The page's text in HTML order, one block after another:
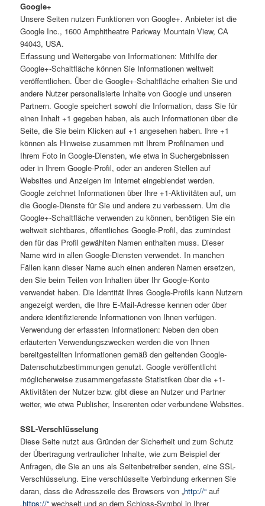
Google+
Unsere Seiten nutzen Funktionen von Google+. Anbieter ist die
Google Inc., 1600 Amphitheatre Parkway Mountain View, CA
94043, USA.
Erfassung und Weitergabe von Informationen: Mithilfe der
Google+-Schaltfläche können Sie Informationen weltweit
veröffentlichen. Über die Google+-Schaltfläche erhalten Sie und
andere Nutzer personalisierte Inhalte von Google und unseren
Partnern. Google speichert sowohl die Information, dass Sie für
einen Inhalt +1 gegeben haben, als auch Informationen über die
Seite, die Sie beim Klicken auf +1 angesehen haben. Ihre +1
können als Hinweise zusammen mit Ihrem Profilnamen und
Ihrem Foto in Google-Diensten, wie etwa in Suchergebnissen
oder in Ihrem Google-Profil, oder an anderen Stellen auf
Websites und Anzeigen im Internet eingeblendet werden.
Google zeichnet Informationen über Ihre +1-Aktivitäten auf, um
die Google-Dienste für Sie und andere zu verbessern. Um die
Google+-Schaltfläche verwenden zu können, benötigen Sie ein
weltweit sichtbares, öffentliches Google-Profil, das zumindest
den für das Profil gewählten Namen enthalten muss. Dieser
Name wird in allen Google-Diensten verwendet. In manchen
Fällen kann dieser Name auch einen anderen Namen ersetzen,
den Sie beim Teilen von Inhalten über Ihr Google-Konto
verwendet haben. Die Identität Ihres Google-Profils kann Nutzern
angezeigt werden, die Ihre E-Mail-Adresse kennen oder über
andere identifizierende Informationen von Ihnen verfügen.
Verwendung der erfassten Informationen: Neben den oben
erläuterten Verwendungszwecken werden die von Ihnen
bereitgestellten Informationen gemäß den geltenden Google-
Datenschutzbestimmungen genutzt. Google veröffentlicht
möglicherweise zusammengefasste Statistiken über die +1-
Aktivitäten der Nutzer bzw. gibt diese an Nutzer und Partner
weiter, wie etwa Publisher, Inserenten oder verbundene Websites.
SSL-Verschlüsselung
Diese Seite nutzt aus Gründen der Sicherheit und zum Schutz
der Übertragung vertraulicher Inhalte, wie zum Beispiel der
Anfragen, die Sie an uns als Seitenbetreiber senden, eine SSL-
Verschlüsselung. Eine verschlüsselte Verbindung erkennen Sie
daran, dass die Adresszeile des Browsers von „http://“ auf
„https://“ wechselt und an dem Schloss-Symbol in Ihrer